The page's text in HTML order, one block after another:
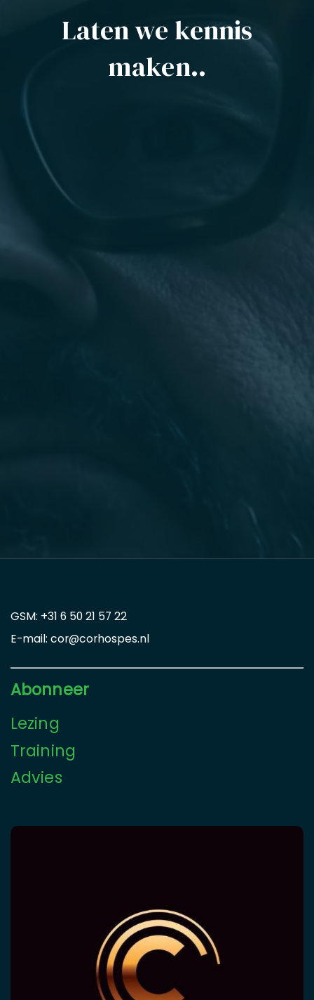
Laten we kennis
maken..
GSM: +31 6 50 21 57 22
E-mail: cor@corhospes.nl
Abonneer
Lezing
Training
Advies